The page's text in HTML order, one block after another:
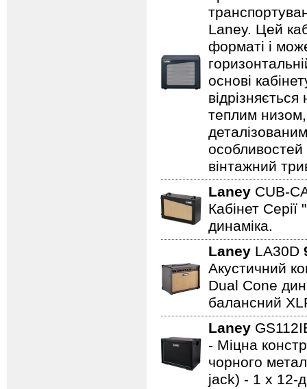
Laney. Цей
форматі і
основі
теплим
особливостей
вінтажний
Laney CUB-
Кабінет
динаміка.
Laney LA30D
Акустичний
Dual Cone
балансний
Laney
- Міцна
чорного
jack) - 1 x 12-